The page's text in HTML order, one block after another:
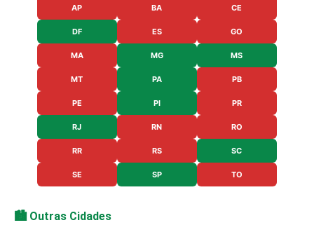
AP BA CE
DF ES GO
MA MG MS
MT PA PB
PE PI PR
RJ RN RO
RR RS SC
SE SP TO
🏙️ Outras Cidades